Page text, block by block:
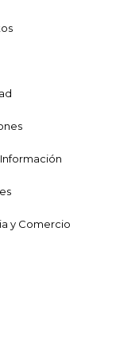
y Comercio